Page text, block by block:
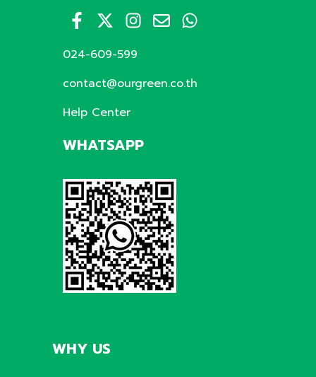
024-609-599
contact@ourgreen.co.th
Help Center
WHATSAPP
WHY US